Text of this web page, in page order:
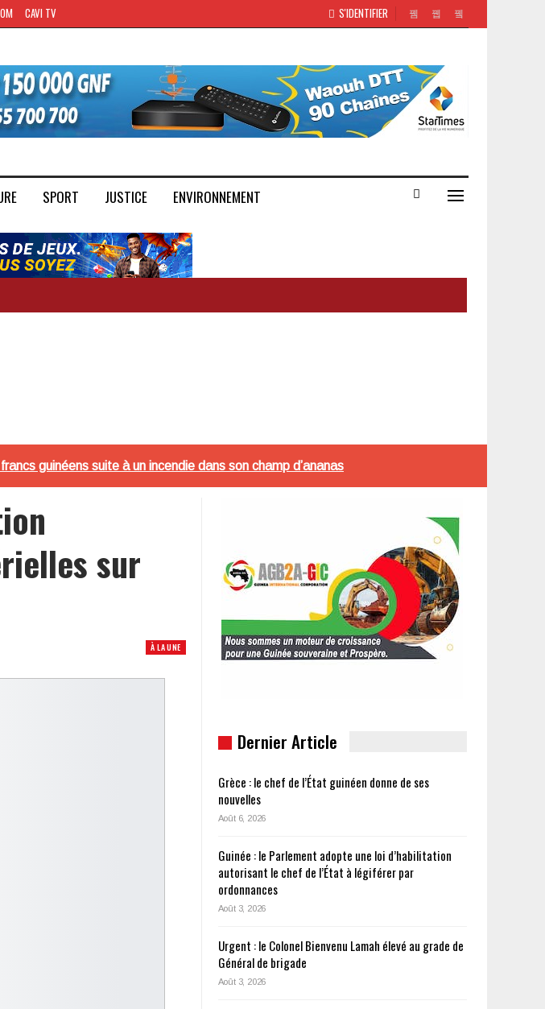
S'IDENTIFIER
CAVI TV
SPORT JUSTICE ENVIRONNEMENT
guinéens suite à un incendie dans son champ d’ananas
sur
À LA UNE
Dernier Article
Grèce : le chef de l’État guinéen donne de ses
nouvelles
Août 6, 2026
Guinée : le Parlement adopte une loi d’habilitation
autorisant le chef de l’État à légiférer par
ordonnances
Août 3, 2026
Urgent : le Colonel Bienvenu Lamah élevé au grade de
Général de brigade
Août 3, 2026